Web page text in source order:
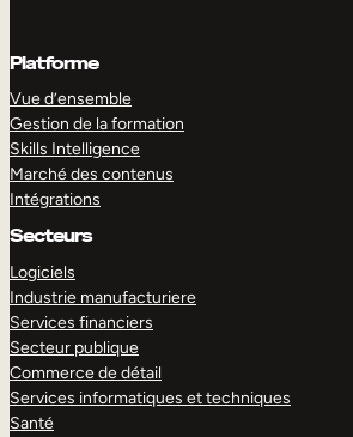
Platforme
Vue d’ensemble
Gestion de la formation
Skills Intelligence
Marché des contenus
Intégrations
Secteurs
Logiciels
Industrie manufacturiere
Services financiers
Secteur publique
Commerce de détail
Services informatiques et techniques
Santé